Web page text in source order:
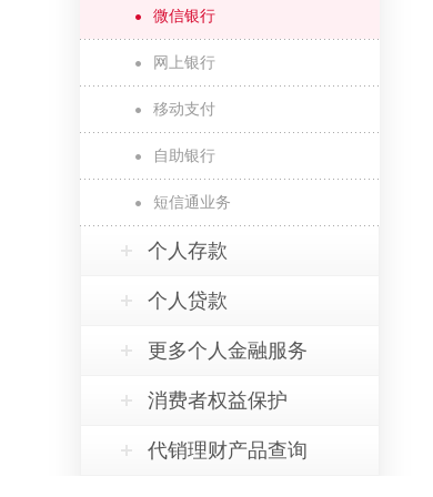
微信银行
网上银行
移动支付
自助银行
短信通业务
个人存款
个人贷款
更多个人金融服务
消费者权益保护
代销理财产品查询